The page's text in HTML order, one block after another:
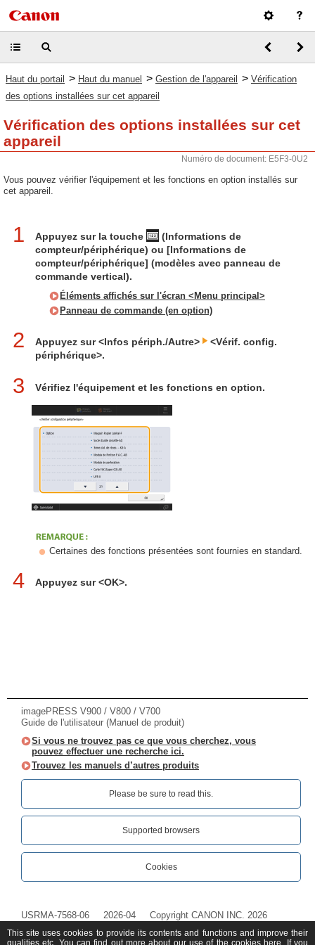
Haut du portail > Haut du manuel > Gestion de l'appareil > Vérification
des options installées sur cet appareil
Vérification des options installées sur cet
appareil
Numéro de document: E5F3-0U2
Vous pouvez vérifier l'équipement et les fonctions en option installés sur
cet appareil.
1 Appuyez sur la touche
(Informations de
compteur/périphérique) ou [Informations de
compteur/périphérique] (modèles avec panneau de
commande vertical).
Éléments affichés sur l'écran <Menu principal>
Panneau de commande (en option)
2 Appuyez sur <Infos périph./Autre>
<Vérif. config.
périphérique>.
3 Vérifiez l'équipement et les fonctions en option.
Certaines des fonctions présentées sont fournies en standard.
4 Appuyez sur <OK>.
imagePRESS V900 / V800 / V700
Guide de l'utilisateur (Manuel de produit)
Si vous ne trouvez pas ce que vous cherchez, vous
pouvez effectuer une recherche ici.
Trouvez les manuels d’autres produits
Please be sure to read this.‎
Supported browsers
Cookies
USRMA-7568-06 2026-04 Copyright CANON INC. 2026
This site uses cookies to provide its contents and functions and improve their
qualities etc. You can find out more about our use of the cookies here . If you